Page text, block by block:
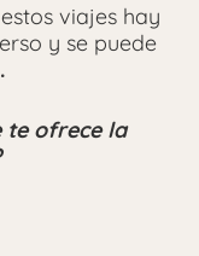
viajes hay
y se puede
te ofrece la